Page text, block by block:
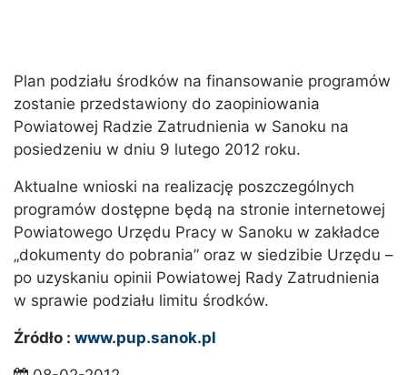
Plan podziału środków na finansowanie programów
zostanie przedstawiony do zaopiniowania
Powiatowej Radzie Zatrudnienia w Sanoku na
posiedzeniu w dniu 9 lutego 2012 roku.
Aktualne wnioski na realizację poszczególnych
programów dostępne będą na stronie internetowej
Powiatowego Urzędu Pracy w Sanoku w zakładce
„dokumenty do pobrania” oraz w siedzibie Urzędu –
po uzyskaniu opinii Powiatowej Rady Zatrudnienia
w sprawie podziału limitu środków.
Źródło : www.pup.sanok.pl